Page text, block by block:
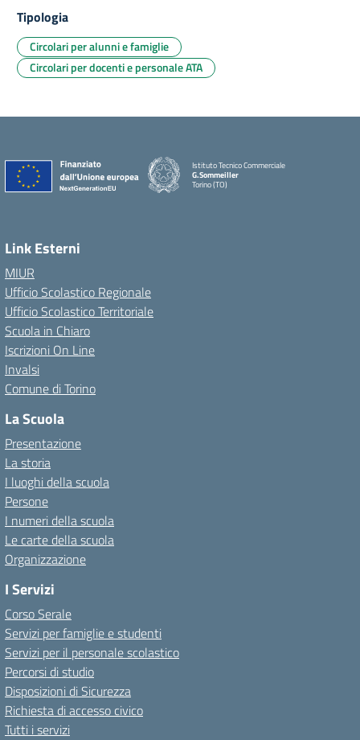
Tipologia
Circolari per alunni e famiglie
Circolari per docenti e personale ATA
Istituto Tecnico Commerciale
G.Sommeiller
Torino (TO)
Link Esterni
MIUR
Ufficio Scolastico Regionale
Ufficio Scolastico Territoriale
Scuola in Chiaro
Iscrizioni On Line
Invalsi
Comune di Torino
La Scuola
Presentazione
La storia
I luoghi della scuola
Persone
I numeri della scuola
Le carte della scuola
Organizzazione
I Servizi
Corso Serale
Servizi per famiglie e studenti
Servizi per il personale scolastico
Percorsi di studio
Disposizioni di Sicurezza
Richiesta di accesso civico
Tutti i servizi